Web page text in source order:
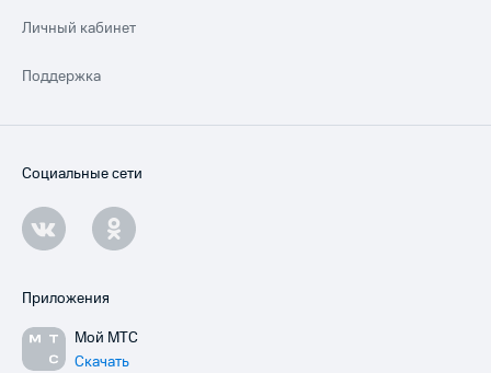
Личный кабинет
Поддержка
Социальные сети
Приложения
Мой МТС
Скачать